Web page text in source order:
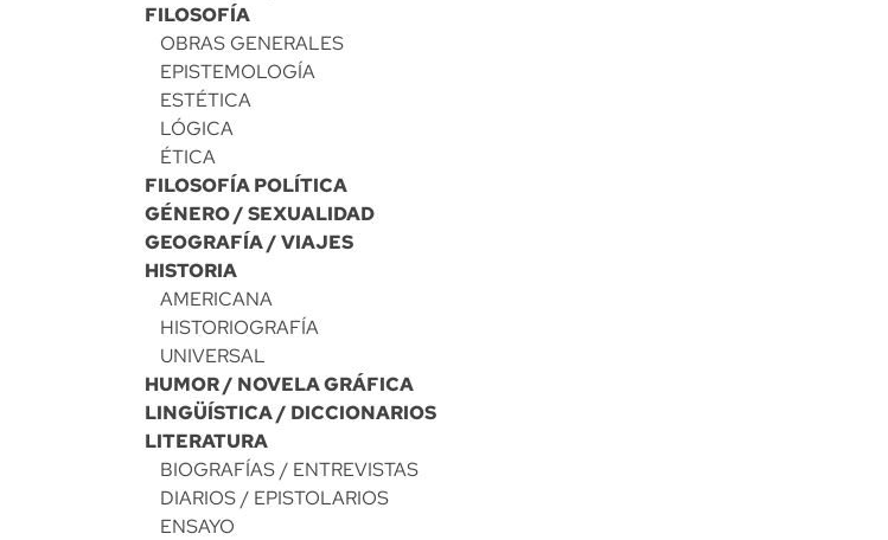
FILOSOFÍA
OBRAS GENERALES
EPISTEMOLOGÍA
ESTÉTICA
LÓGICA
ÉTICA
FILOSOFÍA POLÍTICA
GÉNERO / SEXUALIDAD
GEOGRAFÍA / VIAJES
HISTORIA
AMERICANA
HISTORIOGRAFÍA
UNIVERSAL
HUMOR / NOVELA GRÁFICA
LINGÜÍSTICA / DICCIONARIOS
LITERATURA
BIOGRAFÍAS / ENTREVISTAS
DIARIOS / EPISTOLARIOS
ENSAYO